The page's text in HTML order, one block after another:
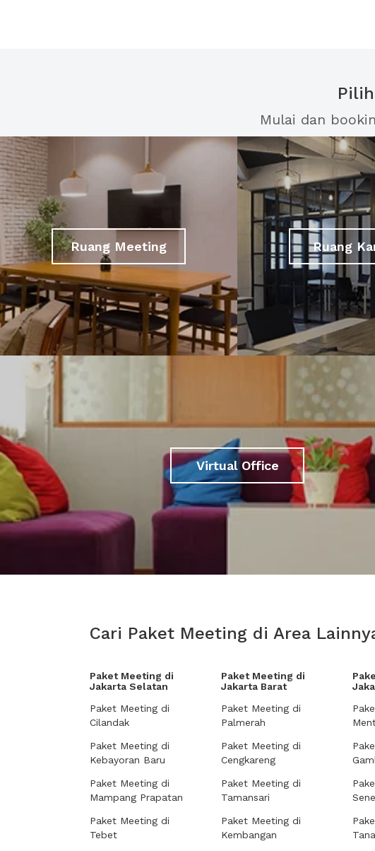
Mulai dan
Ruang Meeting Ruang
Virtual Office
Cari Paket Meeting di Area
Paket Meeting di
Jakarta Selatan
Paket Meeting di
Cilandak
Paket Meeting di
Kebayoran Baru
Paket Meeting di
Mampang Prapatan
Paket Meeting di
Tebet
Paket Meeting di
Jakarta Barat
Paket Meeting di
Palmerah
Paket Meeting di
Cengkareng
Paket Meeting di
Tamansari
Paket Meeting di
Kembangan